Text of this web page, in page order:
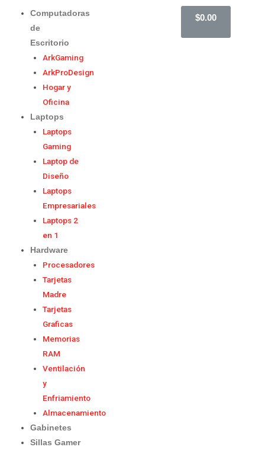
Computadoras
de
Escritorio
ArkGaming
ArkProDesign
Hogar y
Oficina
Laptops
Laptops
Gaming
Laptop de
Diseño
Laptops
Empresariales
Laptops 2
en 1
Hardware
Procesadores
Tarjetas
Madre
Tarjetas
Graficas
Memorias
RAM
Ventilación
y
Enfriamiento
Almacenamiento
Gabinetes
Sillas Gamer
$0.00